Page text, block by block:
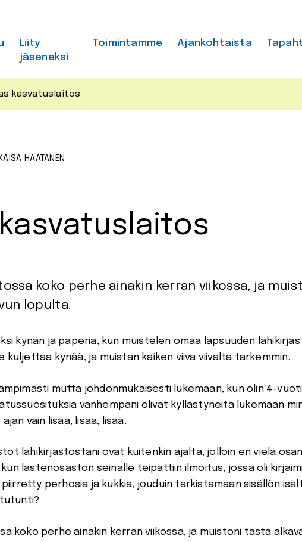
Liity
jäseneksi
Toimintamme Ajankohtaista
kasvatuslaitos
KAISA HAATANEN
koko perhe ainakin kerran viikossa, ja
lopulta.
kynän ja paperia, kun muistelen omaa lapsuuden
kuljettaa kynää, ja muistan kaiken viiva viivalta tarkemmin.
mutta johdonmukaisesti lukemaan, kun olin 4-
vanhempani olivat kyllästyneitä lukemaan
vain lisää, lisää, lisää.
lähikirjastostani ovat kuitenkin ajalta, jolloin en vielä
lastenosaston seinälle teipattiin ilmoitus, jossa oli
perhosia ja kukkia, jouduin tarkistamaan sisällön
koko perhe ainakin kerran viikossa, ja muistoni tästä